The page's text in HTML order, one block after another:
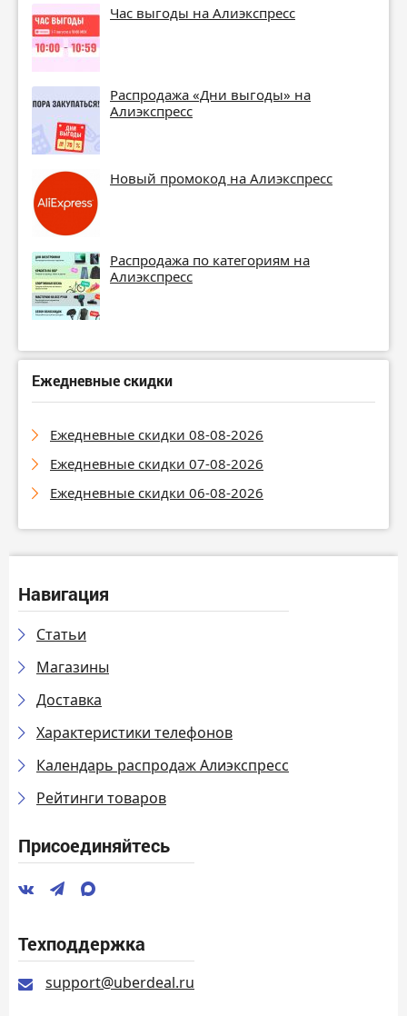
Час выгоды на Алиэкспресс
Распродажа «Дни выгоды» на
Алиэкспресс
Новый промокод на Алиэкспресс
Распродажа по категориям на
Алиэкспресс
Ежедневные скидки
Ежедневные скидки 08-08-2026
Ежедневные скидки 07-08-2026
Ежедневные скидки 06-08-2026
Навигация
Статьи
Магазины
Доставка
Характеристики телефонов
Календарь распродаж Алиэкспресс
Рейтинги товаров
Присоединяйтесь
Техподдержка
support@uberdeal.ru